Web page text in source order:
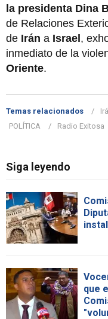
la presidenta Dina
de Relaciones
de Irán a Israel ,
inmediato de la
Oriente.
Temas relacionados
POLÍTICA
Radio Exitosa
Siga leyendo
que